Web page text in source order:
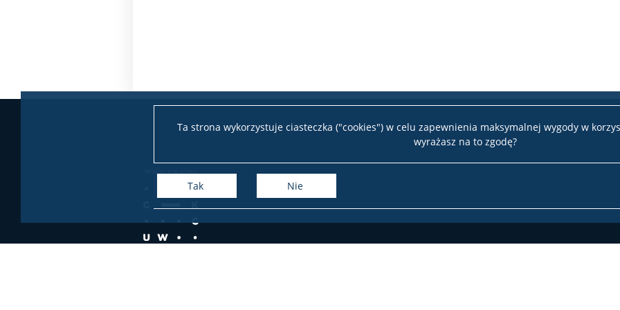
Ta strona wykorzystuje ciasteczka ("cookies") w celu zapewnienia maksymalnej wygody w
wyrażasz na to zgodę?
Tak Nie